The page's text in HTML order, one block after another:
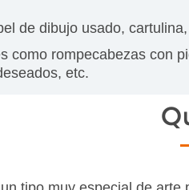
de dibujo usado,
como rompecabezas con
etc.